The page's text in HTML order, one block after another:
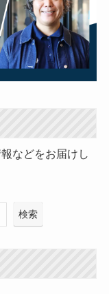
などをお届けし
検索